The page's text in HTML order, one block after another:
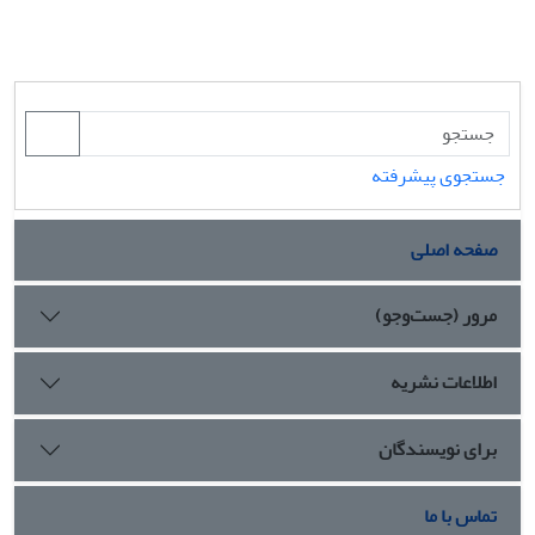
جستجوی پیشرفته
صفحه اصلی
مرور (جست‌وجو)
اطلاعات نشریه
برای نویسندگان
تماس با ما